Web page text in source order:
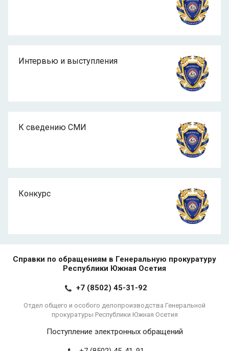
Интервью и выступления
К сведению СМИ
Конкурс
Справки по обращениям в Генеральную прокуратуру
Республики Южная Осетия
+7 (8502) 45-31-92
Отдел общего и особого делопроизводства Генеральной
прокуратуры Республики Южная Осетия
Поступление электронных обращений